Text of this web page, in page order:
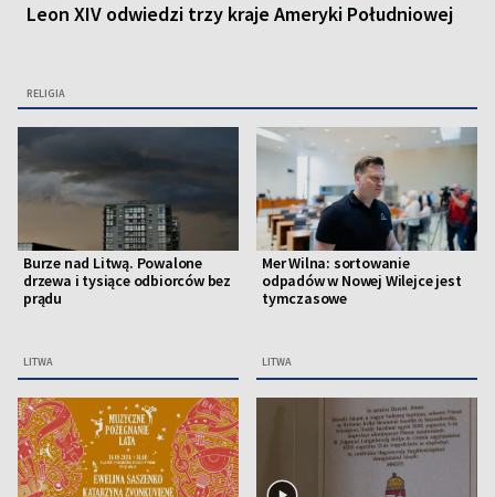
Leon XIV odwiedzi trzy kraje Ameryki Południowej
RELIGIA
Burze nad Litwą. Powalone
drzewa i tysiące odbiorców bez
prądu
LITWA
Mer Wilna: sortowanie
odpadów w Nowej Wilejce jest
tymczasowe
LITWA